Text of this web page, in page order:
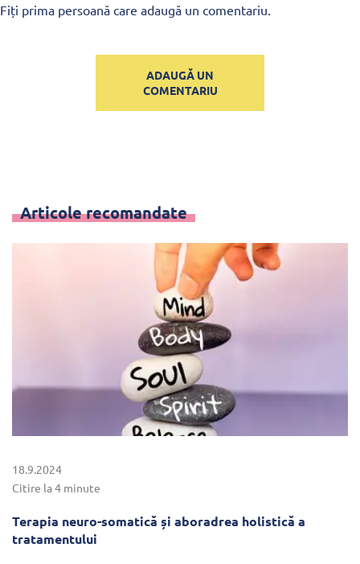
Fiți prima persoană care adaugă un comentariu.
ADAUGĂ UN
COMENTARIU
Articole recomandate
18.9.2024
Citire la 4 minute
Terapia neuro-somatică și aboradrea holistică a
tratamentului